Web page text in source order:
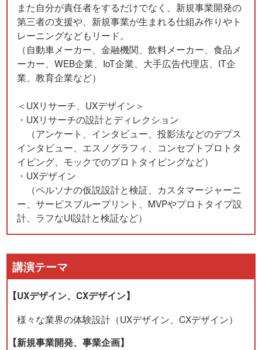
また自分が責任者をするだけでなく、新規事業開発の
第三者の支援や、新規事業が生まれる仕組み作りやト
レーニングなどもリード。
（自動車メーカー、金融機関、飲料メーカー、食品メ
ーカー、WEB企業、IoT企業、大手広告代理店、IT企
業、教育企業など）
＜UXリサーチ、UXデザイン＞
・UXリサーチの設計とディレクション
（アンケート、インタビュー、投影法などのデプス
インタビュー、エスノグラフィ、コンセプトプロトタ
イピング、モックでのプロトタイピングなど）
・UXデザイン
（ペルソナの仮説設計と検証、カスタマージャーニ
ー、サービスブループリント、MVPやプロトタイプ設
計、ラフなUI設計と検証など）
講演テーマ
【UXデザイン、CXデザイン】
様々な業界の体験設計（UXデザイン、CXデザイン）
【新規事業開発、事業企画】